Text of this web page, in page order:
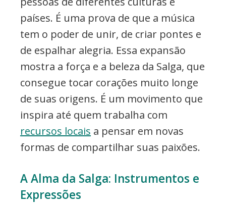
países. É uma prova de que a música
tem o poder de unir, de criar pontes e
de espalhar alegria. Essa expansão
mostra a força e a beleza da Salga, que
consegue tocar corações muito longe
de suas origens. É um movimento que
inspira até quem trabalha com
recursos locais a pensar em novas
formas de compartilhar suas paixões.
A Alma da Salga: Instrumentos e
Expressões